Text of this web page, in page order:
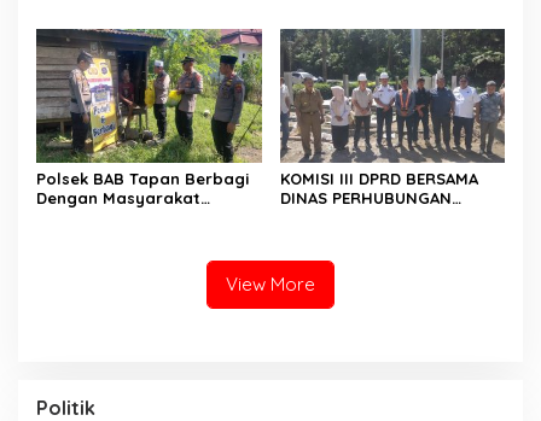
Beliung
Jalani Karantina Sebelum
Berangkat
Polsek BAB Tapan Berbagi
Dengan Masyarakat
KOMISI III DPRD BERSAMA
DINAS PERHUBUNGAN
View More
Politik